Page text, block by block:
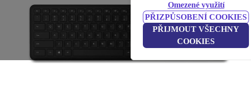
Omezené využití
PŘIZPŮSOBENÍ COOKIES
PŘIJMOUT VŠECHNY
COOKIES